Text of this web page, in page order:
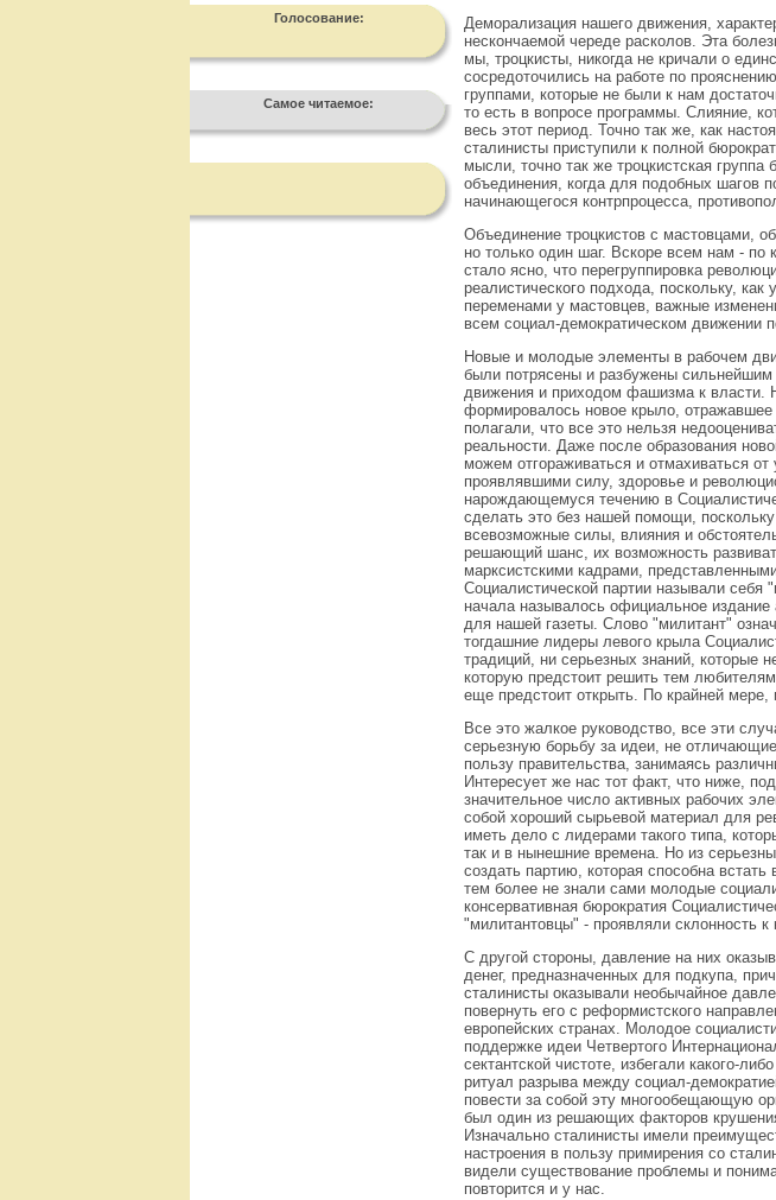
Голосование:
Самое читаемое:
Деморализация нашего движения,
нескончаемой череде расколов. Эта
мы, троцкисты, никогда не кричали о
сосредоточились на работе по
группами, которые не были к нам
то есть в вопросе программы. Слияние,
весь этот период. Точно так же, как
сталинисты приступили к полной
мысли, точно так же троцкистская группа
объединения, когда для подобных шагов
начинающегося контрпроцесса,
Объединение троцкистов с мастовцами,
но только один шаг. Вскоре всем нам -
стало ясно, что перегруппировка
реалистического подхода, поскольку,
переменами у мастовцев, важные
всем социал-демократическом движении
Новые и молодые элементы в рабочем
были потрясены и разбужены сильнейшим
движения и приходом фашизма к власти.
формировалось новое крыло,
полагали, что все это нельзя
реальности. Даже после образования
можем отгораживаться и отмахиваться
проявлявшими силу, здоровье и
нарождающемуся течению в
сделать это без нашей помощи,
всевозможные силы, влияния и
решающий шанс, их возможность
марксистскими кадрами,
Социалистической партии называли себя
начала называлось официальное издание
для нашей газеты. Слово "милитант"
тогдашние лидеры левого крыла
традиций, ни серьезных знаний, которые
которую предстоит решить тем
еще предстоит открыть. По крайней мере,
Все это жалкое руководство, все эти
серьезную борьбу за идеи, не
пользу правительства, занимаясь
Интересует же нас тот факт, что ниже,
значительное число активных рабочих
собой хороший сырьевой материал для
иметь дело с лидерами такого типа,
так и в нынешние времена. Но из
создать партию, которая способна
тем более не знали сами молодые
консервативная бюрократия
"милитантовцы" - проявляли склонность
С другой стороны, давление на них
денег, предназначенных для подкупа,
сталинисты оказывали необычайное
повернуть его с реформистского
европейских странах. Молодое
поддержке идеи Четвертого
сектантской чистоте, избегали какого-
ритуал разрыва между социал-
повести за собой эту многообещающую
был один из решающих факторов
Изначально сталинисты имели
настроения в пользу примирения со
видели существование проблемы и
повторится и у нас.